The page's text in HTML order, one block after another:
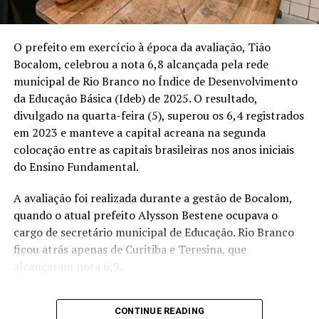
Jorge Viana senador. Voto Thor Dantas governador.
Voto Lula presidente. E vou trabalhar todos os dias para
que eles vençam”, afirmou.
Ex-secretário de Educação e ex-governador do Acre,
Binho Marques também trabalhou no Ministério da
Educação e em organizações do setor. Em sua trajetória,
participou de discussões sobre o financiamento da
educação básica, incluindo a criação do Valor Aluno Ano
Total (VAAT), incorporado ao Fundeb.
atuação eleitoral na coordenação política das
campanhas apoiadas pela Frente Ampla no Acre.
Compartilhe isso:
O prefeito em exercício à época da avaliação, Tião
Bocalom, celebrou a nota 6,8 alcançada pela rede
municipal de Rio Branco no Índice de Desenvolvimento
da Educação Básica (Ideb) de 2025. O resultado,
divulgado na quarta-feira (5), superou os 6,4 registrados
em 2023 e manteve a capital acreana na segunda
colocação entre as capitais brasileiras nos anos iniciais
do Ensino Fundamental.
A avaliação foi realizada durante a gestão de Bocalom,
quando o atual prefeito Alysson Bestene ocupava o
cargo de secretário municipal de Educação. Rio Branco
ficou atrás apenas de Curitiba e Teresina, que
alcançaram nota 6,9.
Bocalom atribuiu o avanço ao trabalho dos profissionais
da educação e aos investimentos feitos pela prefeitura
CONTINUE READING